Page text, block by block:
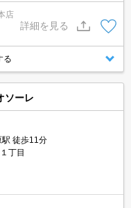
ごせます！
店
詳細を見る
る
ソーレ
徒歩11分
丁目